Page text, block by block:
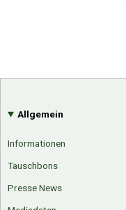
Allgemein
Informationen
Tauschbons
Presse News